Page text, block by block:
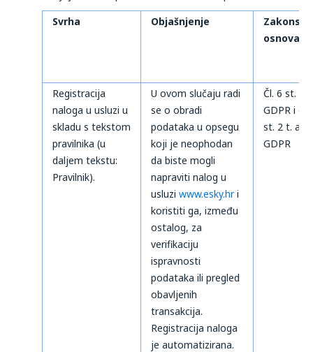
Svrha
Objašnjenje
Zakonska
osnova
Registracija
naloga u usluzi u
skladu s tekstom
pravilnika (u
daljem tekstu:
Pravilnik).
U ovom slučaju radi
se o obradi
podataka u opsegu
koji je neophodan
da biste mogli
napraviti nalog u
usluzi www.esky.hri
koristiti ga, između
ostalog, za
verifikaciju
ispravnosti
podataka ili pregled
obavljenih
transakcija.
Registracija naloga
je automatizirana.
Čl. 6 st. 1
GDPR i čl.
st. 2 t. a)
GDPR